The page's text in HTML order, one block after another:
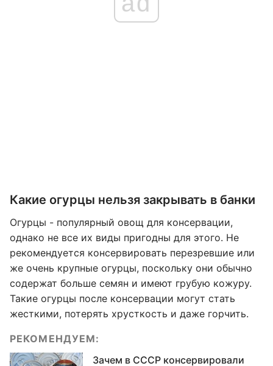
Какие огурцы нельзя закрывать в банки
Огурцы - популярный овощ для консервации,
однако не все их виды пригодны для этого. Не
рекомендуется консервировать перезревшие или
же очень крупные огурцы, поскольку они обычно
содержат больше семян и имеют грубую кожуру.
Такие огурцы после консервации могут стать
жесткими, потерять хрусткость и даже горчить.
РЕКОМЕНДУЕМ:
Зачем в СССР консервировали